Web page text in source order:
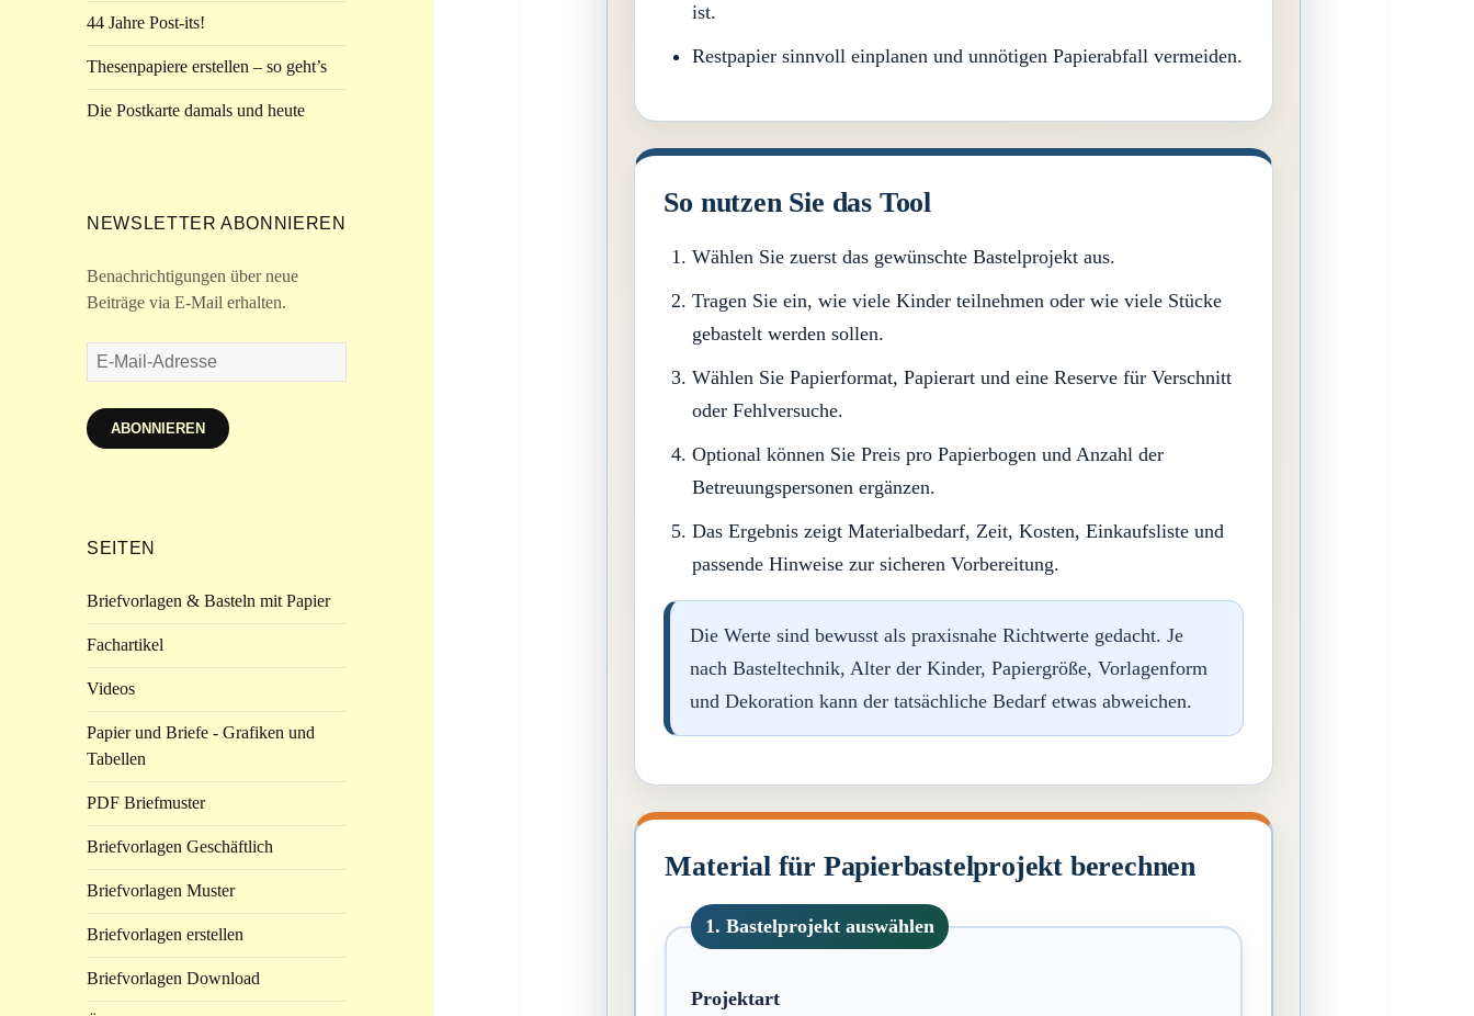
44 Jahre Post-its!
Thesenpapiere erstellen – so geht’s
Die Postkarte damals und heute
NEWSLETTER ABONNIEREN
Benachrichtigungen über neue
Beiträge via E-Mail erhalten.
E-
Mail-
Adresse
ABONNIEREN
SEITEN
Briefvorlagen & Basteln mit Papier
Fachartikel
Videos
Papier und Briefe - Grafiken und
Tabellen
PDF Briefmuster
Briefvorlagen Geschäftlich
Briefvorlagen Muster
Briefvorlagen erstellen
Briefvorlagen Download
ist.
Restpapier sinnvoll einplanen und unnötigen Papierabfall vermeiden.
So nutzen Sie das Tool
Wählen Sie zuerst das gewünschte Bastelprojekt aus.
Tragen Sie ein, wie viele Kinder teilnehmen oder wie viele Stücke
gebastelt werden sollen.
Wählen Sie Papierformat, Papierart und eine Reserve für Verschnitt
oder Fehlversuche.
Optional können Sie Preis pro Papierbogen und Anzahl der
Betreuungspersonen ergänzen.
Das Ergebnis zeigt Materialbedarf, Zeit, Kosten, Einkaufsliste und
passende Hinweise zur sicheren Vorbereitung.
Die Werte sind bewusst als praxisnahe Richtwerte gedacht. Je
nach Basteltechnik, Alter der Kinder, Papiergröße, Vorlagenform
und Dekoration kann der tatsächliche Bedarf etwas abweichen.
Material für Papierbastelprojekt berechnen
1. Bastelprojekt auswählen
Projektart